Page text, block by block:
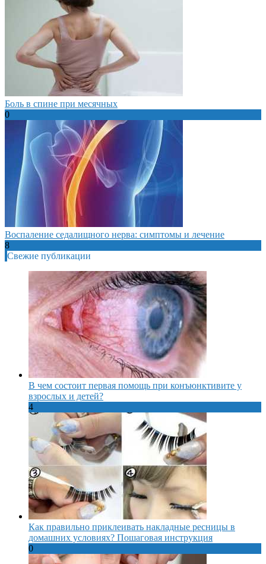
Боль в спине при месячных
0
Воспаление седалищного нерва: симптомы и лечение
8
Свежие публикации
В чем состоит первая помощь при конъюнктивите у
взрослых и детей?
4
Как правильно приклеивать накладные ресницы в
домашних условиях? Пошаговая инструкция
0